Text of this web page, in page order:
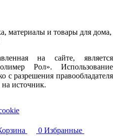
материалы и товары для дома,
на сайте, является
Рол». Использование
с разрешения правообладателя
источник.
0 Избранные